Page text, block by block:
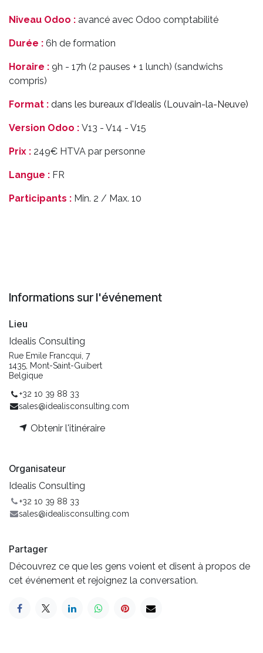
Niveau Odoo : avancé avec Odoo comptabilité
Durée : 6h de formation
Horaire : 9h - 17h (2 pauses + 1 lunch) (sandwichs
compris)
Format : dans les bureaux d'Idealis (Louvain-la-Neuve)
Version Odoo : V13 - V14 - V15
Prix : 249€ HTVA par personne
Langue : FR
Participants : Min. 2 / Max. 10
Informations sur l'événement
Lieu
Idealis Consulting
Rue Emile Francqui, 7
1435, Mont-Saint-Guibert
Belgique
+32 10 39 88 33
sales@idealisconsulting.com
Obtenir l'itinéraire
Organisateur
Idealis Consulting
+32 10 39 88 33
sales@idealisconsulting.com
Partager
Découvrez ce que les gens voient et disent à propos de
cet événement et rejoignez la conversation.